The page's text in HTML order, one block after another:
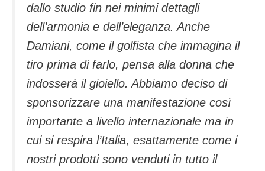
dallo studio fin nei minimi dettagli
dell’armonia e dell’eleganza. Anche
Damiani, come il golfista che immagina il
tiro prima di farlo, pensa alla donna che
indosserà il gioiello. Abbiamo deciso di
sponsorizzare una manifestazione così
importante a livello internazionale ma in
cui si respira l’Italia, esattamente come i
nostri prodotti sono venduti in tutto il